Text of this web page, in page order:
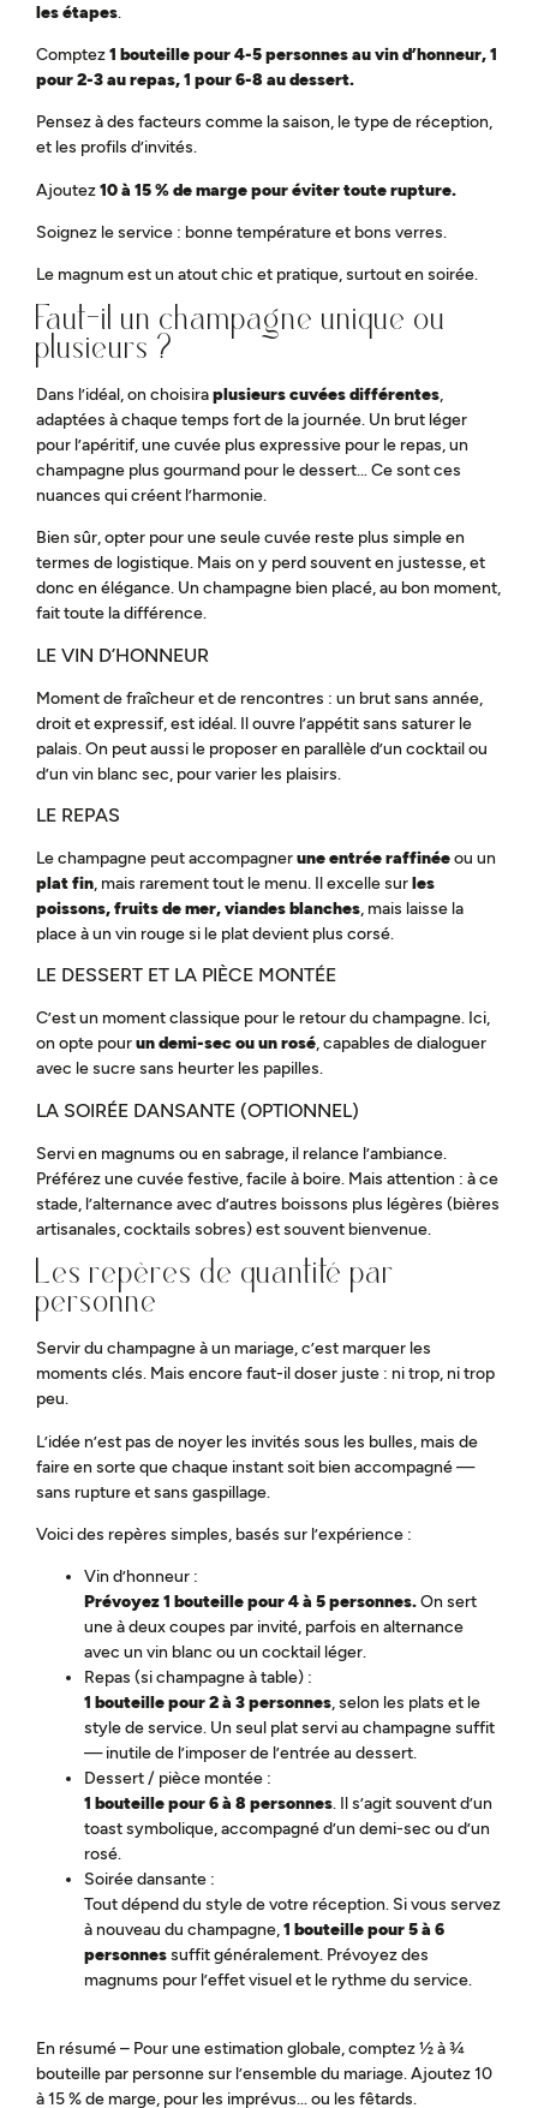
les étapes.
Comptez1 bouteille pour 4-5 personnes au vin d’honneur, 1
pour 2-3 au repas, 1 pour 6-8 au dessert.
Pensez à des facteurs comme la saison, le type de réception,
et les profils d’invités.
Ajoutez10 à 15 % de marge pour éviter toute rupture.
Soignez le service : bonne température et bons verres.
Le magnum est un atout chic et pratique, surtout en soirée.
Faut-il un champagne unique ou
plusieurs ?
Dans l’idéal, on choisiraplusieurs cuvées différentes,
adaptées à chaque temps fort de la journée. Un brut léger
pour l’apéritif, une cuvée plus expressive pour le repas, un
champagne plus gourmand pour le dessert… Ce sont ces
nuances qui créent l’harmonie.
Bien sûr, opter pour une seule cuvée reste plus simple en
termes de logistique. Mais on y perd souvent en justesse, et
donc en élégance. Un champagne bien placé, au bon moment,
fait toute la différence.
LE VIN D’HONNEUR
Moment de fraîcheur et de rencontres : un brut sans année,
droit et expressif, est idéal. Il ouvre l’appétit sans saturer le
palais. On peut aussi le proposer en parallèle d’un cocktail ou
d’un vin blanc sec, pour varier les plaisirs.
LE REPAS
Le champagne peut accompagnerune entrée raffinéeou un
plat fin, mais rarement tout le menu. Il excelle surles
poissons, fruits de mer, viandes blanches, mais laisse la
place à un vin rouge si le plat devient plus corsé.
LE DESSERT ET LA PIÈCE MONTÉE
C’est un moment classique pour le retour du champagne. Ici,
on opte pourun demi-sec ou un rosé, capables de dialoguer
avec le sucre sans heurter les papilles.
LA SOIRÉE DANSANTE (OPTIONNEL)
Servi en magnums ou en sabrage, il relance l’ambiance.
Préférez une cuvée festive, facile à boire. Mais attention : à ce
stade, l’alternance avec d’autres boissons plus légères (bières
artisanales, cocktails sobres) est souvent bienvenue.
Les repères de quantité par
personne
Servir du champagne à un mariage, c’est marquer les
moments clés. Mais encore faut-il doser juste : ni trop, ni trop
peu.
L’idée n’est pas de noyer les invités sous les bulles, mais de
faire en sorte que chaque instant soit bien accompagné —
sans rupture et sans gaspillage.
Voici des repères simples, basés sur l’expérience :
Vin d’honneur :
Prévoyez 1 bouteille pour 4 à 5 personnes.On sert
une à deux coupes par invité, parfois en alternance
avec un vin blanc ou un cocktail léger.
Repas (si champagne à table) :
1 bouteille pour 2 à 3 personnes, selon les plats et le
style de service. Un seul plat servi au champagne suffit
— inutile de l’imposer de l’entrée au dessert.
Dessert / pièce montée :
1 bouteille pour 6 à 8 personnes. Il s’agit souvent d’un
toast symbolique, accompagné d’un demi-sec ou d’un
rosé.
Soirée dansante :
Tout dépend du style de votre réception. Si vous servez
à nouveau du champagne,1 bouteille pour 5 à 6
personnessuffit généralement. Prévoyez des
magnums pour l’effet visuel et le rythme du service.
En résumé – Pour une estimation globale, comptez ½ à ¾
bouteille par personne sur l’ensemble du mariage. Ajoutez 10
à 15 % de marge, pour les imprévus… ou les fêtards.